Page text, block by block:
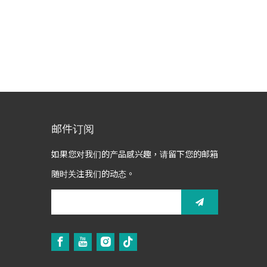
邮件订阅
如果您对我们的产品感兴趣，请留下您的邮箱
随时关注我们的动态。